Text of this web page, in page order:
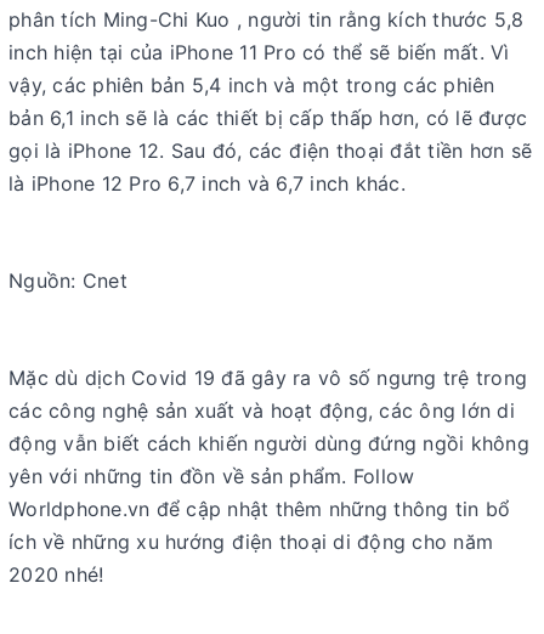
phân tích Ming-Chi Kuo , người tin rằng kích thước 5,8
inch hiện tại của iPhone 11 Pro có thể sẽ biến mất. Vì
vậy, các phiên bản 5,4 inch và một trong các phiên
bản 6,1 inch sẽ là các thiết bị cấp thấp hơn, có lẽ được
gọi là iPhone 12. Sau đó, các điện thoại đắt tiền hơn sẽ
là iPhone 12 Pro 6,7 inch và 6,7 inch khác.
Nguồn: Cnet
Mặc dù dịch Covid 19 đã gây ra vô số ngưng trệ trong
các công nghệ sản xuất và hoạt động, các ông lớn di
động vẫn biết cách khiến người dùng đứng ngồi không
yên với những tin đồn về sản phẩm. Follow
Worldphone.vn để cập nhật thêm những thông tin bổ
ích về những xu hướng điện thoại di động cho năm
2020 nhé!